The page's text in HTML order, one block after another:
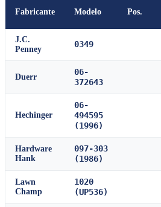
Fabricante Modelo Pos.
J.C.
Penney
0349
Duerr
06-
372643
Hechinger
06-
494595
(1996)
Hardware
Hank
097-303
(1986)
Lawn
Champ
1020
(UP536)